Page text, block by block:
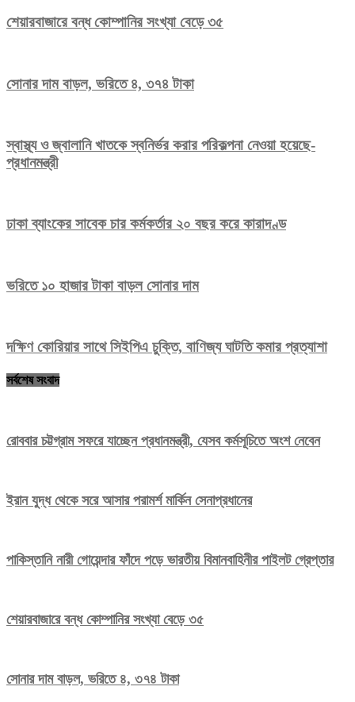
শেয়ারবাজারে বন্ধ কোম্পানির সংখ্যা বেড়ে ৩৫
সোনার দাম বাড়ল, ভরিতে ৪, ৩৭৪ টাকা
স্বাস্থ্য ও জ্বালানি খাতকে স্বনির্ভর করার পরিকল্পনা নেওয়া হয়েছে-
প্রধানমন্ত্রী
ঢাকা ব্যাংকের সাবেক চার কর্মকর্তার ২০ বছর করে কারাদণ্ড
ভরিতে ১০ হাজার টাকা বাড়ল সোনার দাম
দক্ষিণ কোরিয়ার সাথে সিইপিএ চুক্তি, বাণিজ্য ঘাটতি কমার প্রত্যাশা
সর্বশেষ সংবাদ
রোববার চট্টগ্রাম সফরে যাচ্ছেন প্রধানমন্ত্রী, যেসব কর্মসূচিতে অংশ নেবেন
ইরান যুদ্ধ থেকে সরে আসার পরামর্শ মার্কিন সেনাপ্রধানের
পাকিস্তানি নারী গোয়েন্দার ফাঁদে পড়ে ভারতীয় বিমানবাহিনীর পাইলট গ্রেপ্তার
শেয়ারবাজারে বন্ধ কোম্পানির সংখ্যা বেড়ে ৩৫
সোনার দাম বাড়ল, ভরিতে ৪, ৩৭৪ টাকা